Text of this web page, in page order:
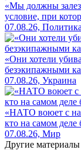
«Мы должны
условие, при
07.08.26, Политика
«Они хотели
безэкипажными
07.08.26, Украина
«НАТО воюет с
кто на самом деле
07.08.26, Мир
Другие